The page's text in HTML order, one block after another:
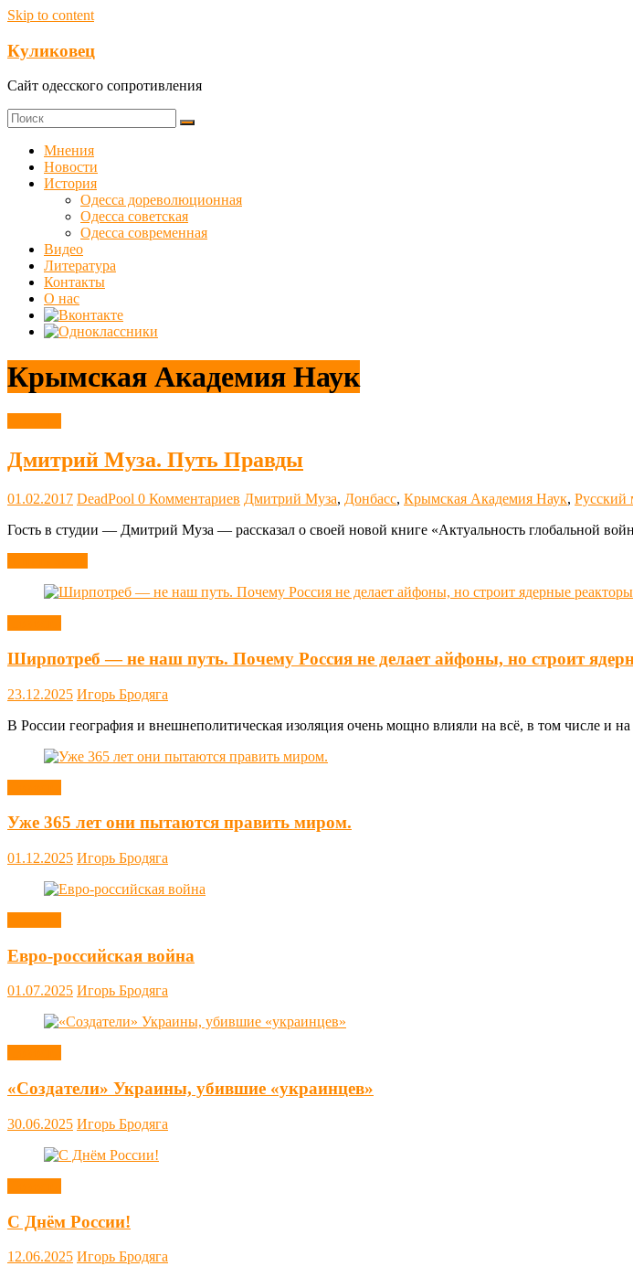
Skip to content
Куликовец
Сайт одесского сопротивления
Мнения
Новости
История
Одесса дореволюционная
Одесса советская
Одесса современная
Видео
Литература
Контакты
О нас
Крымская Академия Наук
Дмитрий Муза. Путь Правды
01.02.2017 DeadPool 0 Комментариев Дмитрий Муза, Донбасс, Крымская Академия Наук, Русский
Гость в студии — Дмитрий Муза — рассказал о своей новой книге «Актуальность глобальной
Ширпотреб — не наш путь. Почему Россия не делает айфоны, но строит
23.12.2025 Игорь Бродяга
В России география и внешнеполитическая изоляция очень мощно влияли на всё, в том числе и
Уже 365 лет они пытаются править миром.
01.12.2025 Игорь Бродяга
Евро-российская война
01.07.2025 Игорь Бродяга
«Создатели» Украины, убившие «украинцев»
30.06.2025 Игорь Бродяга
С Днём России!
12.06.2025 Игорь Бродяга